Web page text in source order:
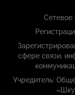
Сетевое
сфере связи,
Учредитель: